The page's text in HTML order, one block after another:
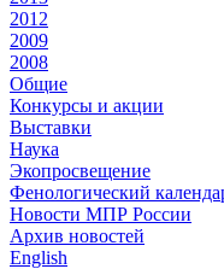
2012
2009
2008
Общие
Конкурсы и акции
Выставки
Наука
Экопросвещение
Фенологический
Новости МПР России
Архив новостей
English